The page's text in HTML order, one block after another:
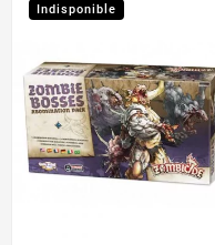
Indisponible